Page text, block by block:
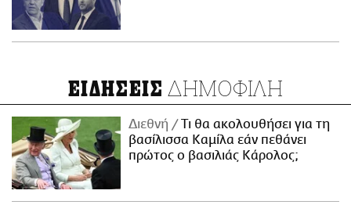
ΕΙΔΗΣΕΙΣ ΔΗΜΟΦΙΛΗ
Διεθνή
Τι θα ακολουθήσει για τη
βασίλισσα Καμίλα εάν πεθάνει
πρώτος ο βασιλιάς Κάρολος;